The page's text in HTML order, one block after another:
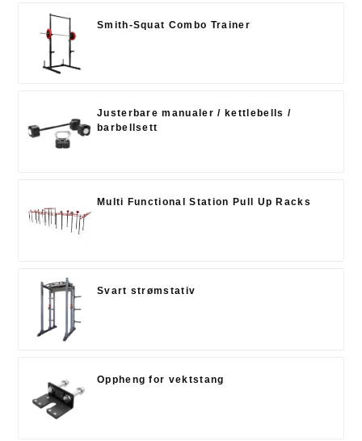
Smith-Squat Combo Trainer
Justerbare manualer / kettlebells /
barbellsett
Multi Functional Station Pull Up Racks
Svart strømstativ
Oppheng for vektstang